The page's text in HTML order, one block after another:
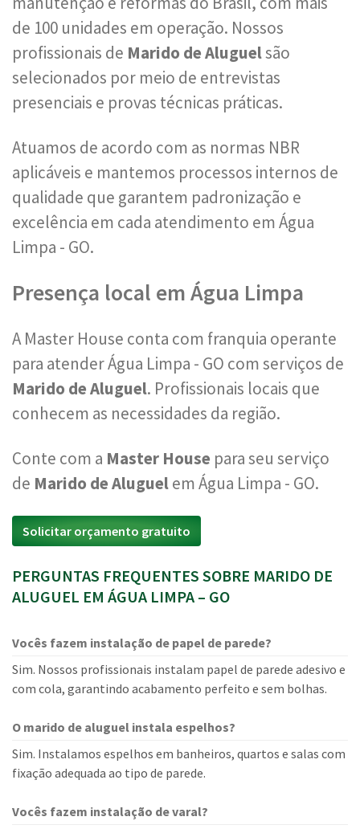
de 100 unidades em operação. Nossos
profissionais de Marido de Aluguelsão
selecionados por meio de entrevistas
presenciais e provas técnicas práticas.
Atuamos de acordo com as normas NBR
aplicáveis e mantemos processos internos de
qualidade que garantem padronização e
excelência em cada atendimento em Água
Limpa - GO.
Presença local em Água Limpa
A Master House conta com franquia operante
para atender Água Limpa - GO com serviços de
Marido de Aluguel. Profissionais locais que
conhecem as necessidades da região.
Conte com a Master House para seu serviço
de Marido de Aluguelem Água Limpa - GO.
Solicitar orçamento gratuito
PERGUNTAS FREQUENTES SOBRE MARIDO DE
ALUGUEL EM ÁGUA LIMPA – GO
Vocês fazem instalação de papel de parede?
Sim. Nossos profissionais instalam papel de parede adesivo e
com cola, garantindo acabamento perfeito e sem bolhas.
O marido de aluguel instala espelhos?
Sim. Instalamos espelhos em banheiros, quartos e salas com
fixação adequada ao tipo de parede.
Vocês fazem instalação de varal?